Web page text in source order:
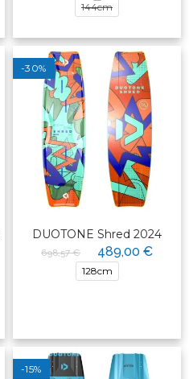
144cm
-30%
DUOTONE Shred 2024
698,57 € 489,00 €
128cm
-15%